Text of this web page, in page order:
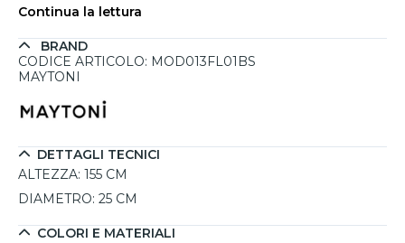
come un oggetto d’arredo di grande impatto estetico. Il
di morbidezza e armonia visiva, mentre la struttura
slanciata in oro valorizza con classe ogni ambiente. Una
per illuminare con stile e discrezione, funziona con una
diffusione uniforme della luce.
Continua la lettura
BRAND
CODICE ARTICOLO: MOD013FL01BS
MAYTONI
DETTAGLI TECNICI
ALTEZZA: 155 CM
DIAMETRO: 25 CM
COLORI E MATERIALI